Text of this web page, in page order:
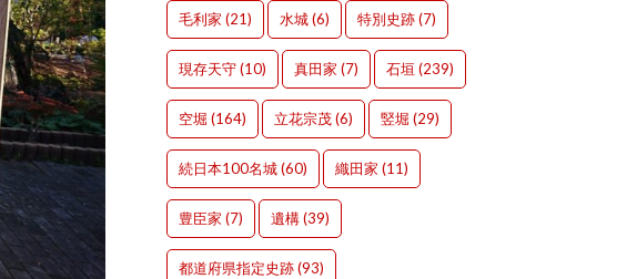
毛利家 (21) 水城(6) 特別史跡(7)
現存天守(10) 真田家 (7) 石垣 (239)
空堀 (164) 立花宗茂(6) 竪堀 (29)
続日本100名城(60) 織田家 (11)
豊臣家 (7) 遺構(39)
都道府県指定史跡(93)